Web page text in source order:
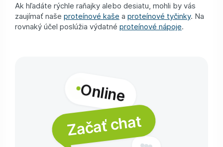
Ak hľadáte rýchle raňajky alebo desiatu, mohli by vás
zaujímať naše proteínové kaše a proteínové tyčinky. Na
rovnaký účel poslúžia výdatné proteínové nápoje.
Online
Začať chat